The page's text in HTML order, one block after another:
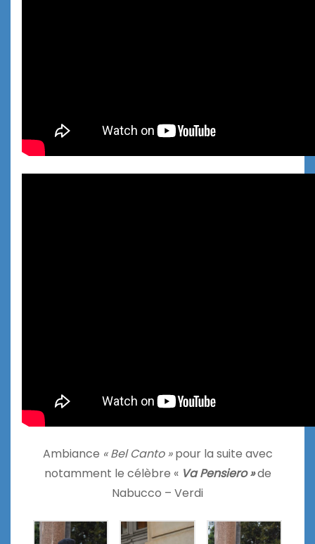
Ambiance « Bel Canto »pour la suite avec
notamment le célèbre « Va Pensiero »de
Nabucco – Verdi